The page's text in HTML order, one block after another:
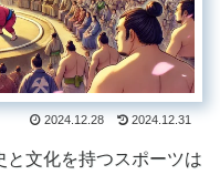
2024.12.28 2024.12.31
と文化を持つスポーツは